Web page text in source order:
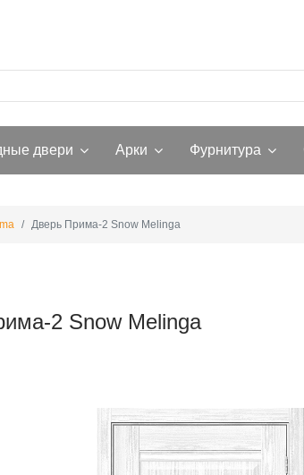
двери Арки Фурнитура
Дверь Прима-2 Snow Melinga
2 Snow Melinga